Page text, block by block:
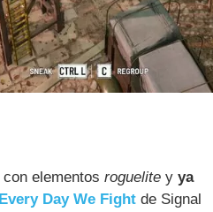
con elementos roguelite y ya
Every Day We Fight de Signal